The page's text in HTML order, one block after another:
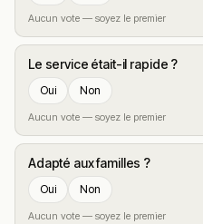
Aucun vote — soyez le premier
Le service était-il rapide ?
Oui Non
Aucun vote — soyez le premier
Adapté aux familles ?
Oui Non
Aucun vote — soyez le premier